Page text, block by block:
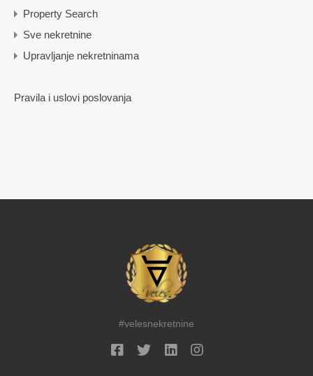
Property Search
Sve nekretnine
Upravljanje nekretninama
Pravila i uslovi poslovanja
#velesnekretnine